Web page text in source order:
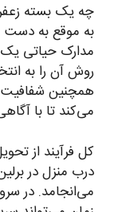
چه یک بسته
به موقع به دست
مدارک حیاتی
روش آن را به
همچنین شفافیت
می‌کند تا با
کل فرآیند از
درب منزل در
می‌انجامد. در